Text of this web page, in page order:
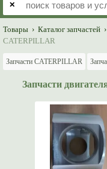
✕
Товары › Каталог запчастей ›
CATERPILLAR
Запчасти CATERPILLAR
Запчасти